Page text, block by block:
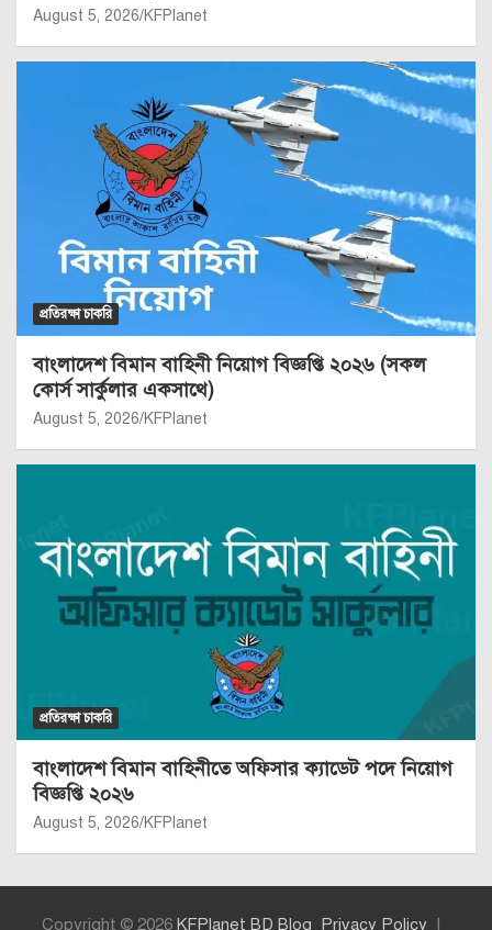
August 5, 2026 KFPlanet
প্রতিরক্ষা চাকরি
বাংলাদেশ বিমান বাহিনী নিয়োগ বিজ্ঞপ্তি ২০২৬ (সকল
কোর্স সার্কুলার একসাথে)
August 5, 2026 KFPlanet
প্রতিরক্ষা চাকরি
বাংলাদেশ বিমান বাহিনীতে অফিসার ক্যাডেট পদে নিয়োগ
বিজ্ঞপ্তি ২০২৬
August 5, 2026 KFPlanet
Copyright © 2026 KFPlanet BD Blog Privacy Policy